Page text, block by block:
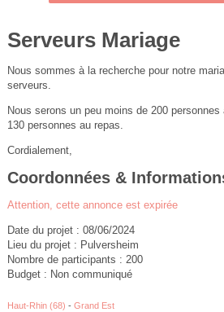
Serveurs Mariage
Nous sommes à la recherche pour notre
serveurs.
Nous serons un peu moins de 200 personnes
130 personnes au repas.
Cordialement,
Coordonnées &
Attention, cette annonce est expirée
Date du projet : 08/06/2024
Lieu du projet : Pulversheim
Nombre de participants : 200
Budget : Non communiqué
Haut-Rhin (68) - Grand Est